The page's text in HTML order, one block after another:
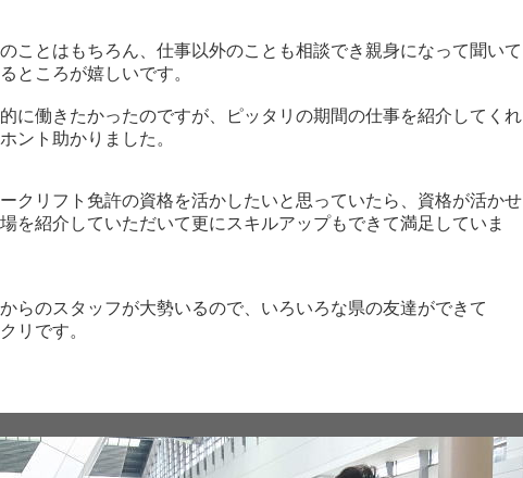
ことはもちろん、仕事以外のことも相談でき親身になって聞いて
ところが嬉しいです。
に働きたかったのですが、ピッタリの期間の仕事を紹介してくれ
ント助かりました。
クリフト免許の資格を活かしたいと思っていたら、資格が活かせ
を紹介していただいて更にスキルアップもできて満足していま
らのスタッフが大勢いるので、いろいろな県の友達ができて
リです。